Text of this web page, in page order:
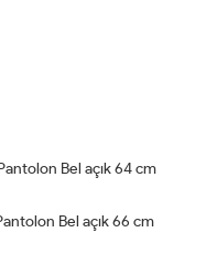
Bel açık 64 cm
Bel açık 66 cm